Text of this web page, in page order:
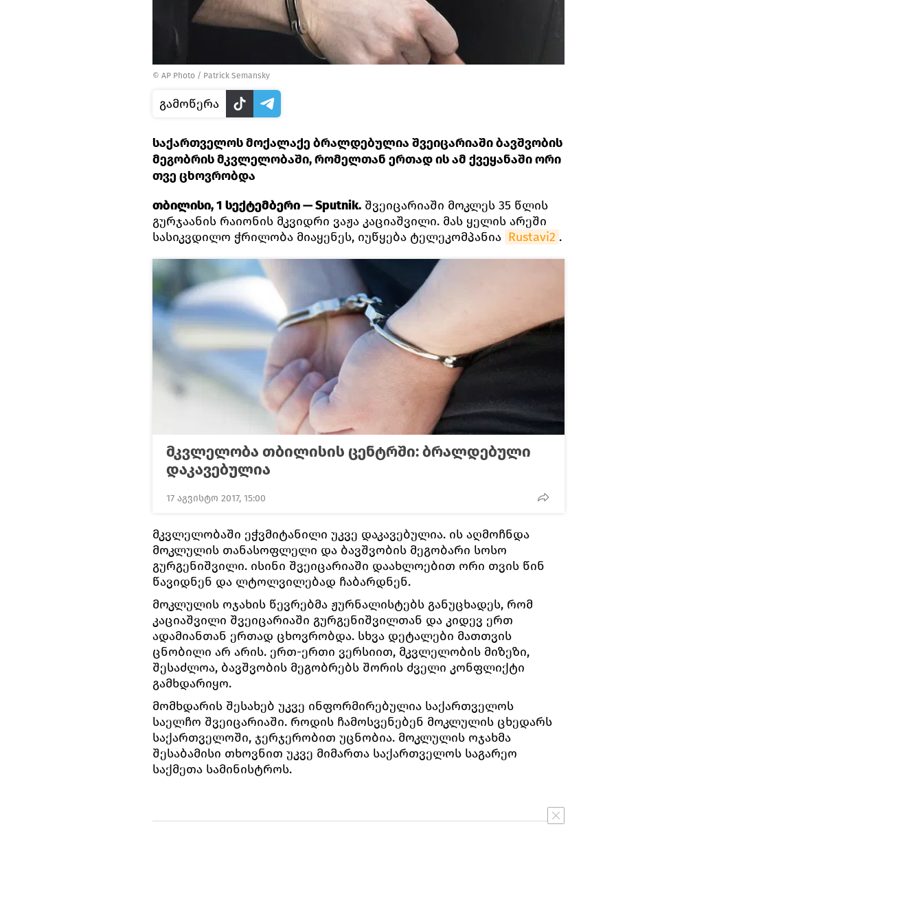
© AP Photo / Patrick Semansky
გამოწერა
საქართველოს მოქალაქე ბრალდებულია შვეიცარიაში ბავშვობის
მეგობრის მკვლელობაში, რომელთან ერთად ის ამ ქვეყანაში ორი
თვე ცხოვრობდა
თბილისი, 1 სექტემბერი — Sputnik. შვეიცარიაში მოკლეს 35 წლის
გურჯაანის რაიონის მკვიდრი ვაჟა კაციაშვილი. მას ყელის არეში
სასიკვდილო ჭრილობა მიაყენეს, იუწყება ტელეკომპანია Rustavi2 .
მკვლელობა თბილისის ცენტრში: ბრალდებული
დაკავებულია
17 აგვისტო 2017, 15:00
მკვლელობაში ეჭვმიტანილი უკვე დაკავებულია. ის აღმოჩნდა
მოკლულის თანასოფლელი და ბავშვობის მეგობარი სოსო
გურგენიშვილი. ისინი შვეიცარიაში დაახლოებით ორი თვის წინ
წავიდნენ და ლტოლვილებად ჩაბარდნენ.
მოკლულის ოჯახის წევრებმა ჟურნალისტებს განუცხადეს, რომ
კაციაშვილი შვეიცარიაში გურგენიშვილთან და კიდევ ერთ
ადამიანთან ერთად ცხოვრობდა. სხვა დეტალები მათთვის
ცნობილი არ არის. ერთ-ერთი ვერსიით, მკვლელობის მიზეზი,
შესაძლოა, ბავშვობის მეგობრებს შორის ძველი კონფლიქტი
გამხდარიყო.
მომხდარის შესახებ უკვე ინფორმირებულია საქართველოს
საელჩო შვეიცარიაში. როდის ჩამოსვენებენ მოკლულის ცხედარს
საქართველოში, ჯერჯერობით უცნობია. მოკლულის ოჯახმა
შესაბამისი თხოვნით უკვე მიმართა საქართველოს საგარეო
საქმეთა სამინისტროს.